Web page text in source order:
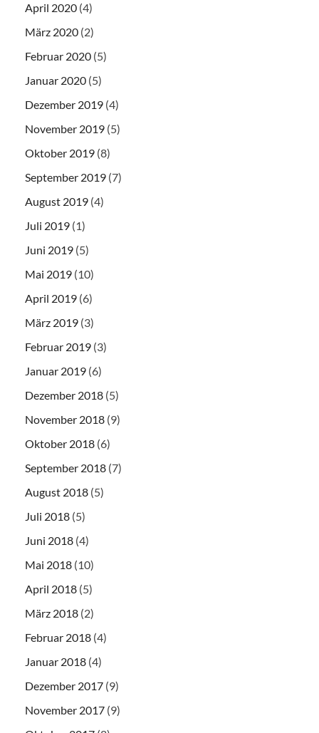
April 2020 (4)
März 2020 (2)
Februar 2020 (5)
Januar 2020 (5)
Dezember 2019 (4)
November 2019 (5)
Oktober 2019 (8)
September 2019 (7)
August 2019 (4)
Juli 2019 (1)
Juni 2019 (5)
Mai 2019 (10)
April 2019 (6)
März 2019 (3)
Februar 2019 (3)
Januar 2019 (6)
Dezember 2018 (5)
November 2018 (9)
Oktober 2018 (6)
September 2018 (7)
August 2018 (5)
Juli 2018 (5)
Juni 2018 (4)
Mai 2018 (10)
April 2018 (5)
März 2018 (2)
Februar 2018 (4)
Januar 2018 (4)
Dezember 2017 (9)
November 2017 (9)